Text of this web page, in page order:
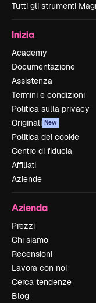
Tutti gli strumenti
Inizia
Academy
Documentazione
Assistenza
Termini e condizioni
Politica sulla privacy
Originali New
Politica dei cookie
Centro di fiducia
Affiliati
Aziende
Azienda
Prezzi
Chi siamo
Recensioni
Lavora con noi
Cerca tendenze
Blog